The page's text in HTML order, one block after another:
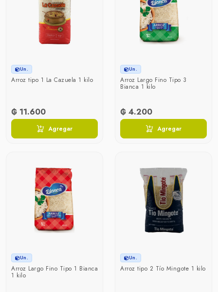
Un.
Arroz tipo 1 La Cazuela 1 kilo
₲ 11.600
Agregar
Un.
Arroz Largo Fino Tipo 3
Bianca 1 kilo
₲ 4.200
Agregar
Un.
Arroz Largo Fino Tipo 1 Bianca
1 kilo
Un.
Arroz tipo 2 Tío Mingote 1 kilo